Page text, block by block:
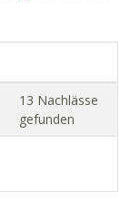
13 Nachlässe
gefunden